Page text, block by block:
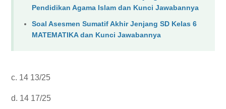
Pendidikan Agama Islam dan Kunci Jawabannya
Soal Asesmen Sumatif Akhir Jenjang SD Kelas 6
MATEMATIKA dan Kunci Jawabannya
c. 14 13/25
d. 14 17/25